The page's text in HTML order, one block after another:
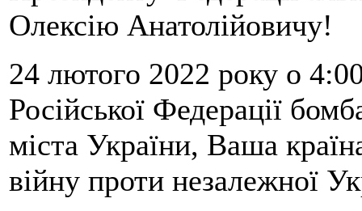
Олексію Анатолійовичу!
24 лютого 2022 року о
Російської Федерації
міста України, Ваша
війну проти незалежної